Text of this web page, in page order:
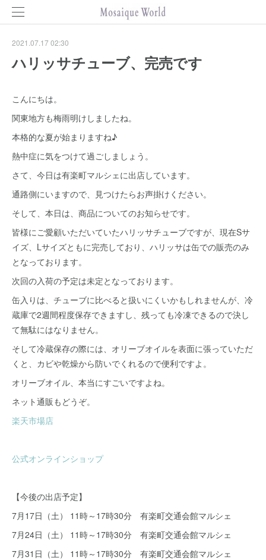
2021.07.17 02:30
ハリッサチューブ、完売です
こんにちは。
関東地方も梅雨明けしましたね。
本格的な夏が始まりますね♪
熱中症に気をつけて過ごしましょう。
さて、今日は有楽町マルシェに出店しています。
通路側にいますので、見つけたらお声掛けください。
そして、本日は、商品についてのお知らせです。
皆様にご愛顧いただいていたハリッサチューブですが、現在Sサ
イズ、Lサイズともに完売しており、ハリッサは缶での販売のみ
となっております。
次回の入荷の予定は未定となっております。
缶入りは、チューブに比べると扱いにくいかもしれませんが、冷
蔵庫で2週間程度保存できますし、残っても冷凍できるので決し
て無駄にはなりません。
そして冷蔵保存の際には、オリーブオイルを表面に張っていただ
くと、カビや乾燥から防いでくれるので便利ですよ。
オリーブオイル、本当にすごいですよね。
ネット通販もどうぞ。
楽天市場店
公式オンラインショップ
【今後の出店予定】
7月17日（土） 11時～17時30分 有楽町交通会館マルシェ
7月24日（土） 11時～17時30分 有楽町交通会館マルシェ
7月31日（土） 11時～17時30分 有楽町交通会館マルシェ